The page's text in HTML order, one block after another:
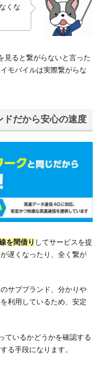
くな
見ると繋がらないと言った
モバイルは実際繋がらな
ドだから安心の速度
を間借り してサービスを提
遅くなったり、全く繋が
サブブランド、分かりや
利用しているため、安定
ているかどうかを確認する
る手段になります。